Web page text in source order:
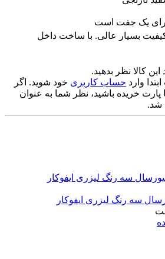
یک جفت است
بسیار عالی. با ساخت داخل
کالا نظر بدهید.
وارد حساب کاربری خود شوید. اگر
پارت خریده باشید، نظر شما به عنوان
شد.
سه رنگ لیزری ایفوکار